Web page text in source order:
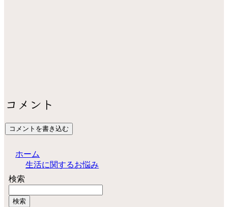
コメント
コメントを書き込む
ホーム
生活に関するお悩み
検索
検索